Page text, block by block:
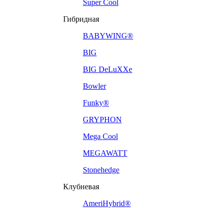
Super Cool
Гибридная
BABYWING®
BIG
BIG DeLuXXe
Bowler
Funky®
GRYPHON
Mega Cool
MEGAWATT
Stonehedge
Клубневая
AmeriHybrid®